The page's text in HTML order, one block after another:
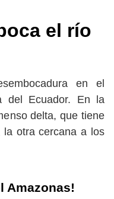
el río
en el
del Ecuador. En la
delta, que tiene
otra cercana a los
Amazonas!